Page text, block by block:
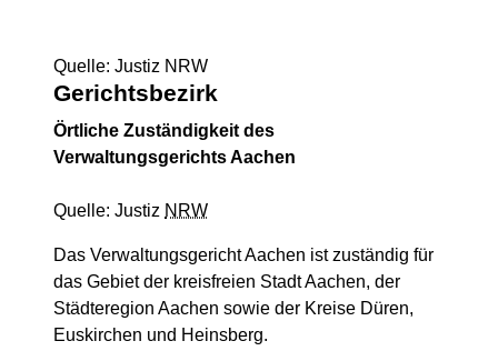
Quelle: Justiz NRW
Gerichtsbezirk
Örtliche Zuständigkeit des
Verwaltungsgerichts Aachen
Quelle: Justiz NRW
Das Verwaltungsgericht Aachen ist zuständig für
das Gebiet der kreisfreien Stadt Aachen, der
Städteregion Aachen sowie der Kreise Düren,
Euskirchen und Heinsberg.